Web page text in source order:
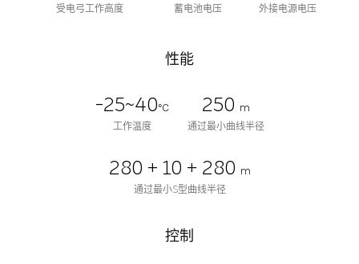
受电弓工作高度
蓄电池电压
外接电源电压
性能
-25~40℃
工作温度
250 m
通过最小曲线半径
280 + 10 + 280 m
通过最小S型曲线半径
控制